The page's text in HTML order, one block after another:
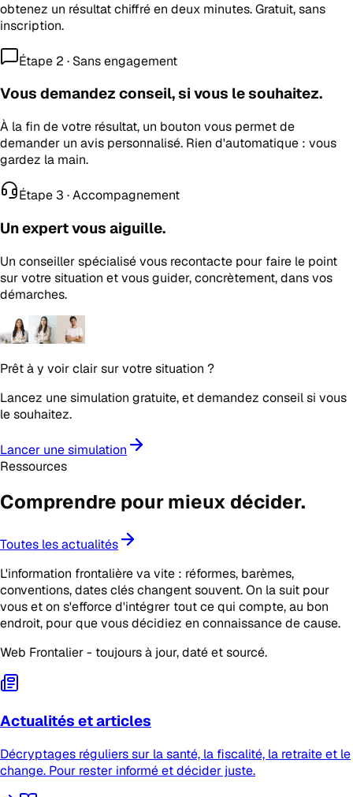
obtenez un résultat chiffré en deux minutes. Gratuit, sans
inscription.
Étape 2 · Sans engagement
Vous demandez conseil, si vous le souhaitez.
À la fin de votre résultat, un bouton vous permet de
demander un avis personnalisé. Rien d'automatique : vous
gardez la main.
Étape 3 · Accompagnement
Un expert vous aiguille.
Un conseiller spécialisé vous recontacte pour faire le point
sur votre situation et vous guider, concrètement, dans vos
démarches.
Prêt à y voir clair sur votre situation ?
Lancez une simulation gratuite, et demandez conseil si vous
le souhaitez.
Lancer une simulation
Ressources
Comprendre pour mieux décider.
Toutes les actualités
L'information frontalière va vite : réformes, barèmes,
conventions, dates clés changent souvent. On la suit pour
vous et on s'efforce d'intégrer tout ce qui compte, au bon
endroit, pour que vous décidiez en connaissance de cause.
Web Frontalier - toujours à jour, daté et sourcé.
Actualités et articles
Décryptages réguliers sur la santé, la fiscalité, la retraite et le
change. Pour rester informé et décider juste.